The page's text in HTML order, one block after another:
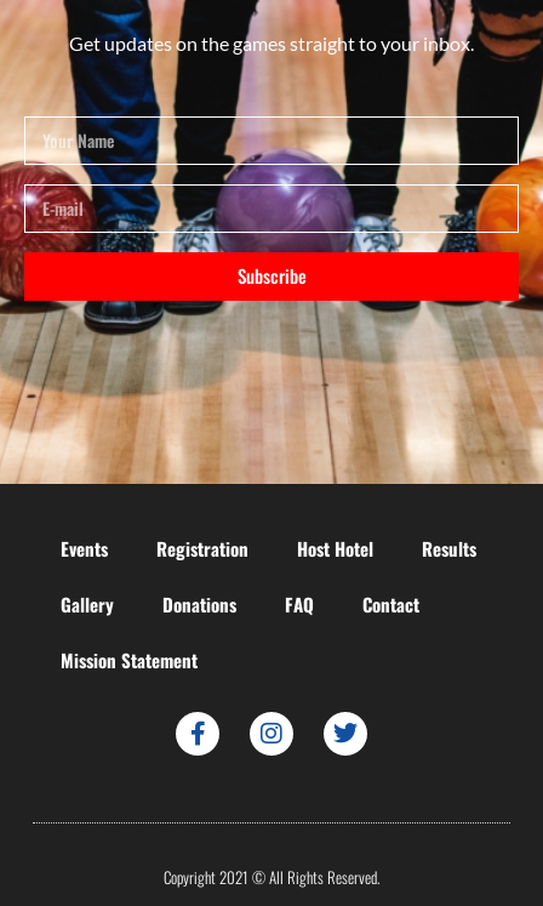
Get updates on the games straight to your inbox.
Subscribe
Events Registration Host Hotel Results
Gallery Donations FAQ Contact
Mission Statement
Copyright 2021 © All Rights Reserved.